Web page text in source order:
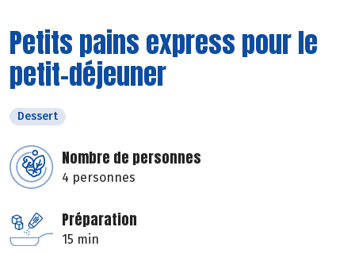
Petits pains express pour le
petit-déjeuner
Dessert
Nombre de personnes
4 personnes
Préparation
15 min